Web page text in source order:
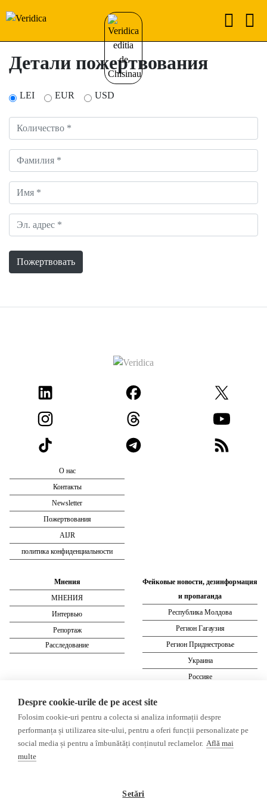
Детали пожертвования
LEI EUR USD
Пожертвовать
О нас
Контакты
Newsletter
Пожертвования
AIJR
политика конфиденциальности
Мнения
МНЕНИЯ
Интервью
Репортаж
Расследование
Фейковые новости, дезинформация
и пропаганда
Республика Молдова
Регион Гагаузия
Регион Приднестровье
Украина
Россияе
РУССКОЯЗЫЧНЫЕ СМИ
ПРОКРЕМЛЕВСКИЕ
РУССКОЯЗЫЧНЫЕ СМИ
Despre cookie-urile de pe acest site
Folosim cookie-uri pentru a colecta si analiza informații despre
performanța și utilizarea site-ului, pentru a oferi funcții personalizate pe
social media și pentru a îmbunătăți conținutul reclamelor. Află mai
multe
Setări